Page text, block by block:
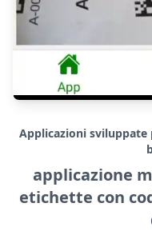
Applicazioni
applicazione
etichette con